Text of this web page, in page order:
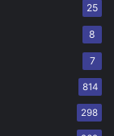
25
8
7
814
298